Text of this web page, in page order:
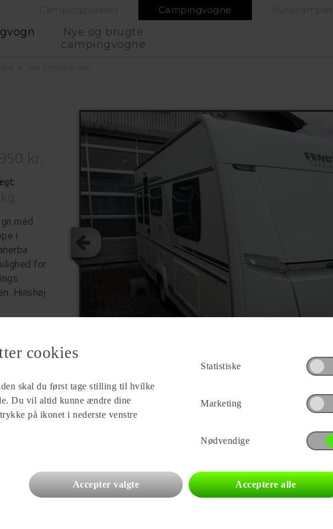
Campingvogne
Nye og brugte
campingvogne
med
i
for
Hinshøj
Forhandler
Se alle 96vogne for forhandleren
Udskriv
cookies
skal du først tage stilling til hvilke
Du vil altid kunne ændre dine
på ikonet i nederste venstre
Statistiske
Marketing
Nødvendige
Accepter valgte Acceptere alle